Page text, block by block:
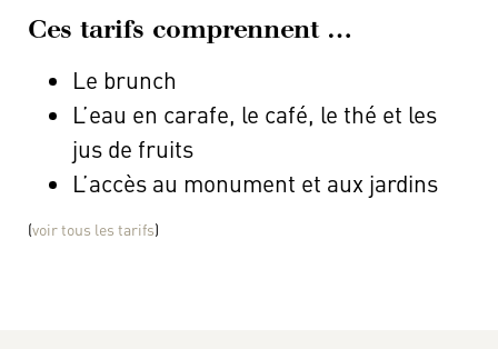
Ces tarifs comprennent …
Le brunch
L’eau en carafe, le café, le thé et les
jus de fruits
L’accès au monument et aux jardins
(voir tous les tarifs)